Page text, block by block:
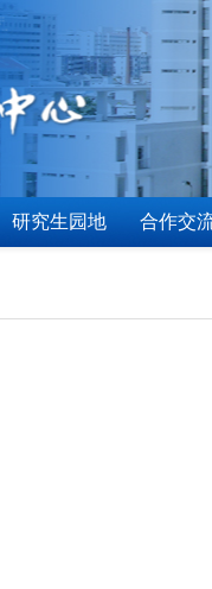
研究生园地 合作交